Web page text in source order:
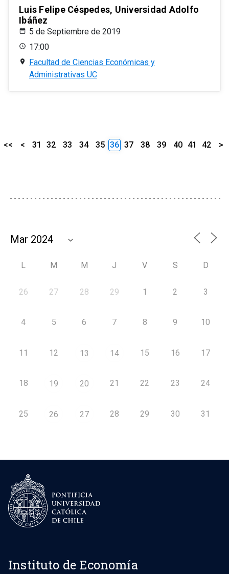
Luis Felipe Céspedes, Universidad Adolfo
Ibáñez
5 de Septiembre de 2019
17:00
Facultad de Ciencias Económicas y
Administrativas UC
<< < 31 32 33 34 35 36 37 38 39 40 41 42 >
L M M J V S D
26 27 28 29 1 2 3
4 5 6 7 8 9 10
11 12 13 14 15 16 17
18 19 20 21 22 23 24
25 26 27 28 29 30 31
Instituto de Economía